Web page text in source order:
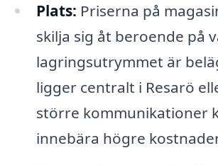
Plats: Priserna på
skilja sig åt beroende på
lagringsutrymmet är
ligger centralt i Resarö
större kommunikationer
innebära högre